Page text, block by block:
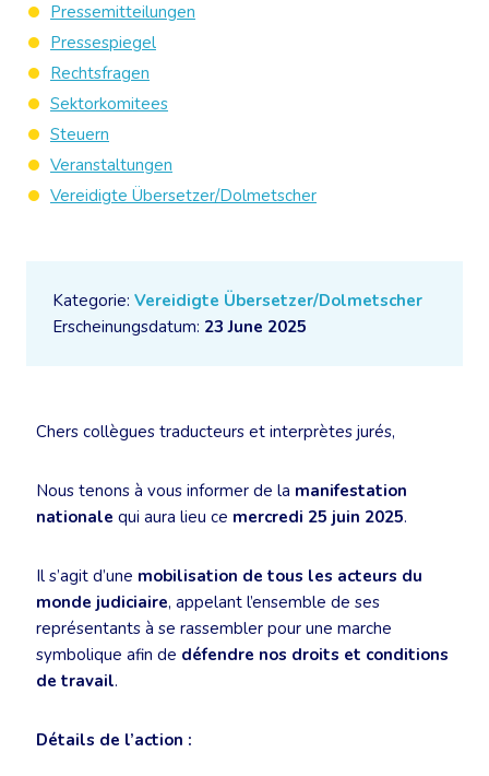
Kategorie: Vereidigte Übersetzer/Dolmetscher
Erscheinungsdatum: 23 June 2025
Chers collègues traducteurs et interprètes jurés,
Nous tenons à vous informer de la manifestation
nationale qui aura lieu ce mercredi 25 juin 2025.
Il s’agit d’une mobilisation de tous les acteurs du
monde judiciaire, appelant l’ensemble de ses
représentants à se rassembler pour une marche
symbolique afin de défendre nos droits et conditions
de travail.
Détails de l’action :
Pressemitteilungen
Pressespiegel
Rechtsfragen
Sektorkomitees
Steuern
Veranstaltungen
Vereidigte Übersetzer/Dolmetscher